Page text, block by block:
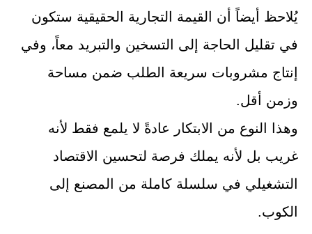
يُلاحظ أيضاً أن القيمة التجارية الحقيقية ستكون
في تقليل الحاجة إلى التسخين والتبريد معاً، وفي
إنتاج مشروبات سريعة الطلب ضمن مساحة
وزمن أقل.
وهذا النوع من الابتكار عادةً لا يلمع فقط لأنه
غريب بل لأنه يملك فرصة لتحسين الاقتصاد
التشغيلي في سلسلة كاملة من المصنع إلى
الكوب.